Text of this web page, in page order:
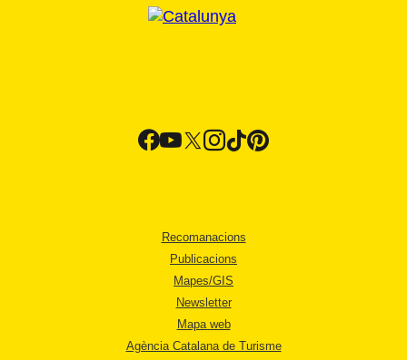
Recomanacions
Publicacions
Mapes/GIS
Newsletter
Mapa web
Agència Catalana de Turisme